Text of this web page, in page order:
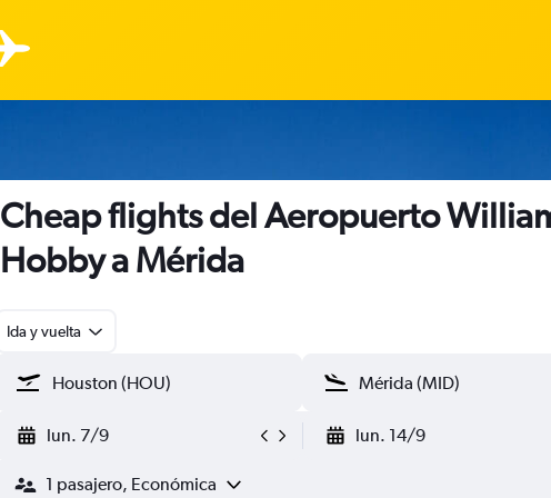
Cheap flights del Aeropuerto
Hobby a Mérida
Ida y vuelta
lun. 7/9 lun. 14/9
1 pasajero, Económica